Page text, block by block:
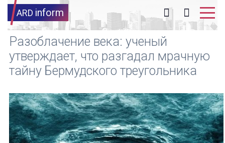
ARD inform
Разоблачение века: ученый
утверждает, что разгадал мрачную
тайну Бермудского треугольника